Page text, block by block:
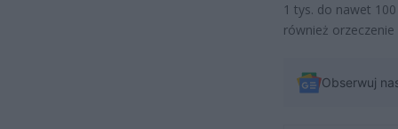
1 tys. do nawet
również
Obserwuj